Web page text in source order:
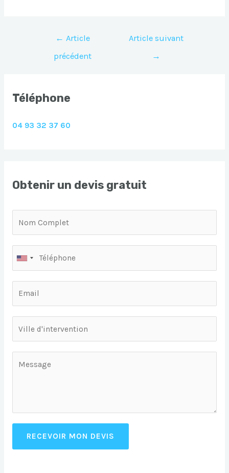
Navigation
l’article
← Article
précédent
Article suivant
→
Téléphone
04 93 32 37 60
Obtenir un devis gratuit
RECEVOIR MON DEVIS